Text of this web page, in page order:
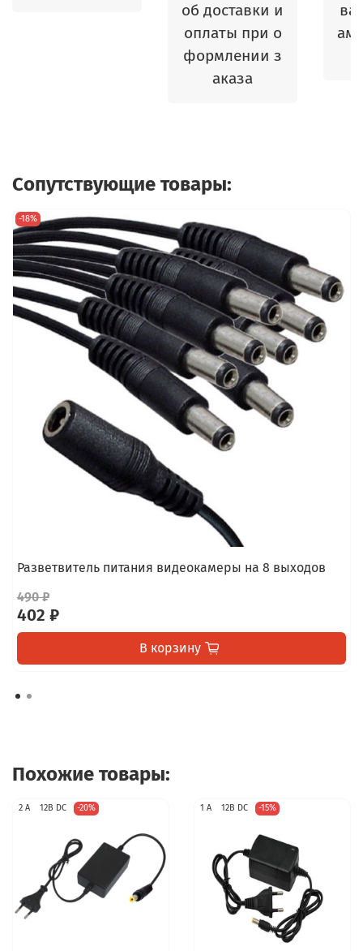
об доставки и
оплаты при о
формлении з
аказа
Сопутствующие товары:
-18%
Разветвитель питания видеокамеры на 8 выходов
490 ₽
402 ₽
В корзину
Похожие товары:
2 А 12В DC -20% 1 А 12В DC -15%